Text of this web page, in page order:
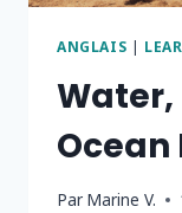
ANGLAIS |
Water,
Par Marine V.